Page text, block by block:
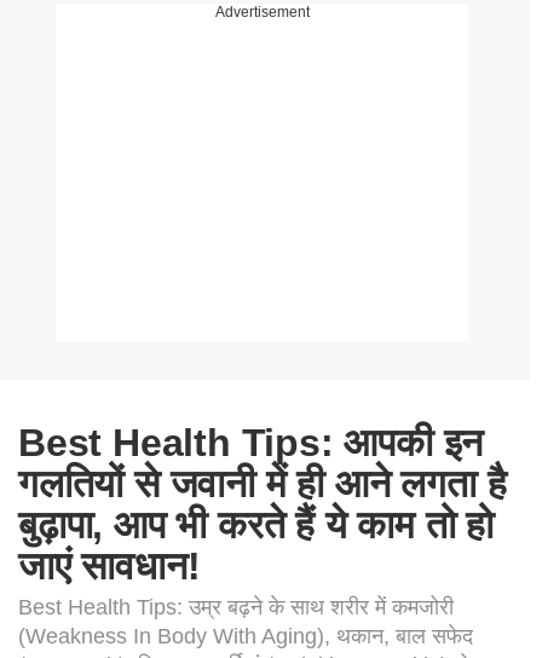
Advertisement
Best Health Tips: आपकी इन
गलतियों से जवानी में ही आने लगता है
बुढ़ापा, आप भी करते हैं ये काम तो हो
जाएं सावधान!
Best Health Tips: उम्र बढ़ने के साथ शरीर में कमजोरी
(Weakness In Body With Aging), थकान, बाल सफेद